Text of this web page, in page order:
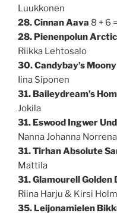
Luukkonen
28. Cinnan Aava 8 + 6 =
28. Pienenpolun
Riikka Lehtosalo
30. Candybay’s
Iina Siponen
31. Baileydream’s
Jokila
31. Eswood Ingwer
Nanna Johanna Norrena
31. Tirhan Absolute
Mattila
31. Glamourell Golden
Riina Harju & Kirsi
35. Leijonamielen